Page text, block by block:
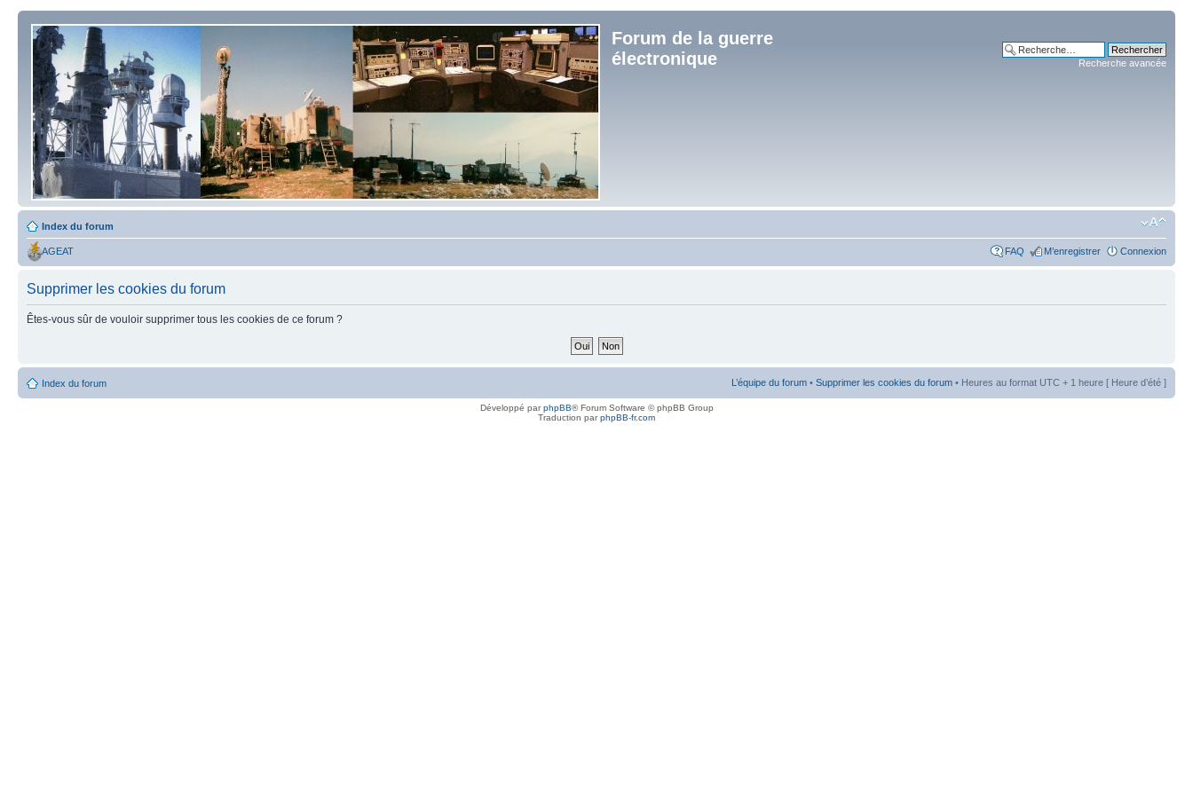
Forum de la guerre
électronique
Recherche avancée
Index du forum
AGEAT FAQ M’enregistrer Connexion
Supprimer les cookies du forum
Êtes-vous sûr de vouloir supprimer tous les cookies de ce forum ?
Index du forum L’équipe du forum • Supprimer les cookies du forum • Heures au format UTC + 1 heure [ Heure d’été ]
Développé parphpBB® Forum Software © phpBB Group
Traduction parphpBB-fr.com